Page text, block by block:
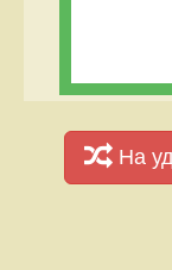
На